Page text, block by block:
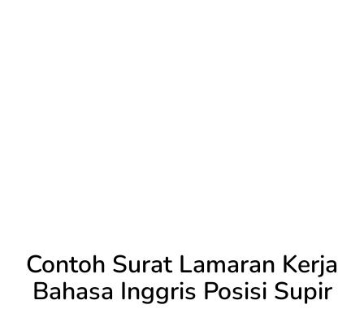
Contoh Surat Lamaran Kerja
Bahasa Inggris Posisi Supir